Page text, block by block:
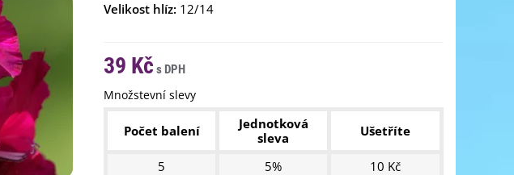
Velikost hlíz: 12/14
39 Kč
Množstevní slevy
Počet balení
Jednotková
sleva
Ušetříte
5 5%
10 Kč